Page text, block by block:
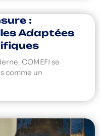
:
Adaptées
COMEFI se
comme un